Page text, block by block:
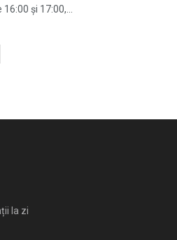
și 17:00,...
la zi